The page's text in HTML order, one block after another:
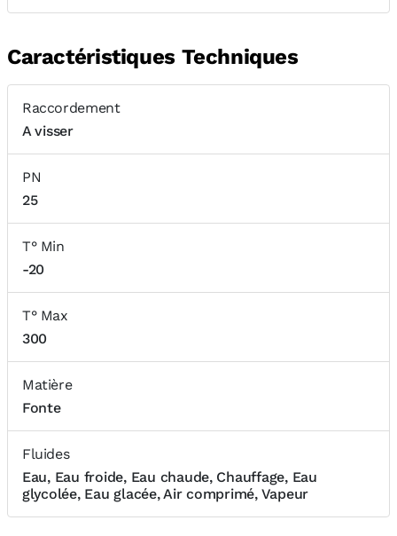
Caractéristiques Techniques
Raccordement
A visser
PN
25
T° Min
-20
T° Max
300
Matière
Fonte
Fluides
Eau, Eau froide, Eau chaude, Chauffage, Eau
glycolée, Eau glacée, Air comprimé, Vapeur